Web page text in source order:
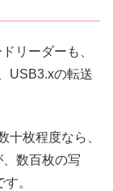
リーダーも、
USB3.xの転送
十枚程度なら、
数百枚の写
。